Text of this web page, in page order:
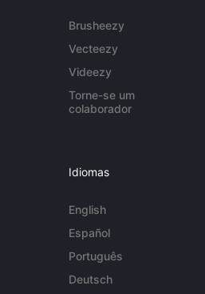
Brusheezy
Vecteezy
Videezy
Torne-se um
colaborador
Idiomas
English
Español
Português
Deutsch